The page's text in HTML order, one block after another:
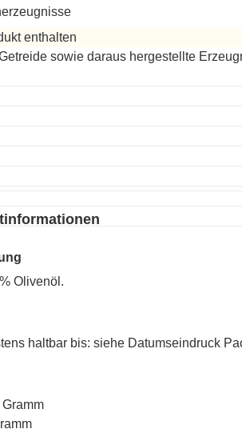
enthalten
sowie daraus hergestellte
Olivenöl.
haltbar bis: siehe Datumseindruck